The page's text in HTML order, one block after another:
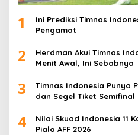
1
Ini Prediksi Timnas
Pengamat
2
Herdman Akui Timnas
Menit Awal, Ini Sebabnya
3
Timnas Indonesia Punya
dan Segel Tiket Semifinal
4
Nilai Skuad Indonesia 11
Piala AFF 2026